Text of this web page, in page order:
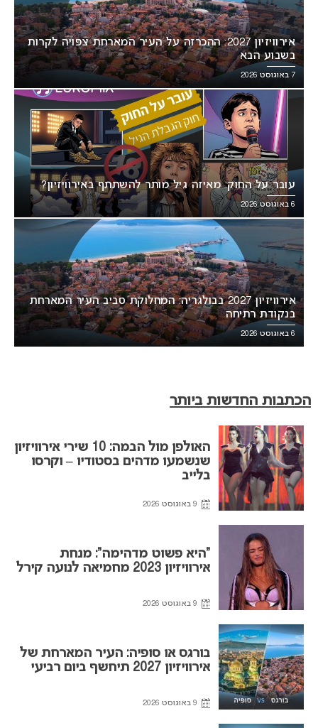
אירוויזיון 2027: ההכרזה על העיר המארחת צפויה לקרות
בשבוע הבא
7 באוגוסט 2026
עובר על החוק: מאיזה גיל מותר להשתתף באירוויזיון?
6 באוגוסט 2026
אירוויזיון 2027 בבולגריה: המחלוקת סביב העיר המארחת
בנקודת רתיחה
6 באוגוסט 2026
הכתבות החדשות ביותר
האולפן מול הבמה: 10 שירי אירוויזיון
שנשמעו מדהים בסטודיו – וקרסו
בלייב
9 באוגוסט 2026
“היא פשוט מדהימה”: מנחת
אירוויזיון 2023 מחמיאה לנועה קירל
9 באוגוסט 2026
בורגס או סופיה: העיר המארחת של
אירוויזיון 2027 תיחשף ביום רביעי
9 באוגוסט 2026